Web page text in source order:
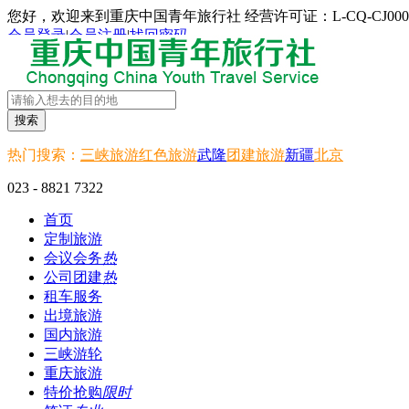
您好，欢迎来到重庆中国青年旅行社 经营许可证：L-CQ-
会员登录|会员注册|找回密码
搜索
热门搜索： 三峡旅游红色旅游武隆团建旅游新疆北京
023 - 8821 7322
首页
定制旅游
会议会务热
公司团建热
租车服务
出境旅游
国内旅游
三峡游轮
重庆旅游
特价抢购限时